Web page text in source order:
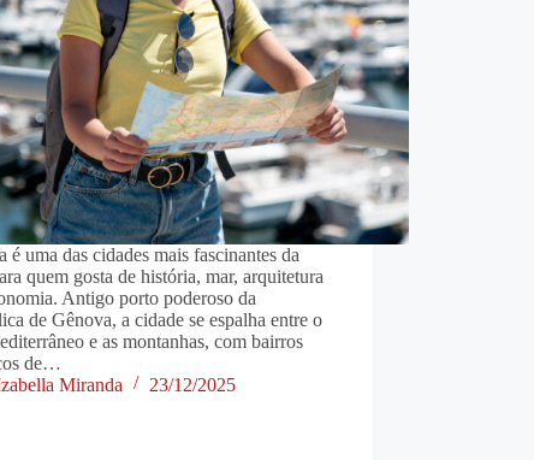
é uma das cidades mais fascinantes da
quem gosta de história, mar, arquitetura
Antigo porto poderoso da
de Gênova, a cidade se espalha entre o
e as montanhas, com bairros
de…
Miranda
23/12/2025